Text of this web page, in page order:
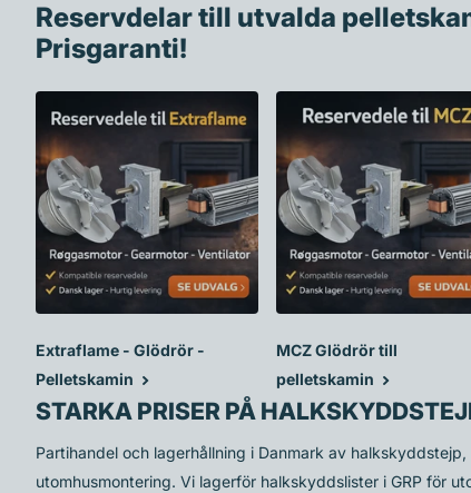
Reservdelar till utvalda
Prisgaranti!
Extraflame - Glödrör -
Pelletskamin
MCZ Glödrör till
pelletskamin
STARKA PRISER PÅ
Partihandel och lagerhållning i Danmark av
utomhusmontering. Vi lagerför halkskyddslister i GRP för